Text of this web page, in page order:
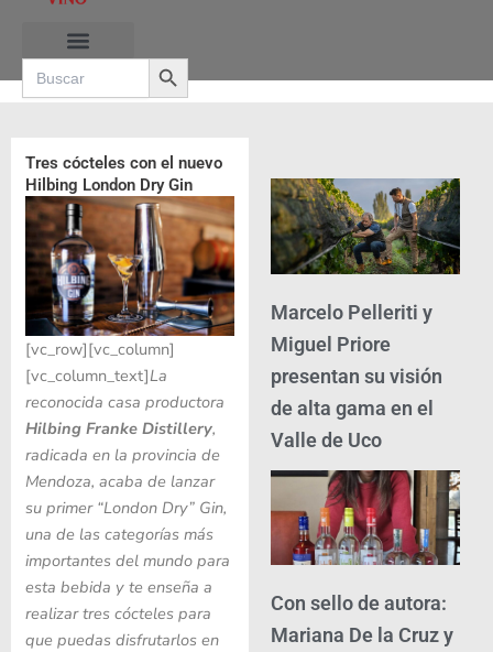
contenido
Search
for:
Search Button
Tres cócteles con el nuevo
Hilbing London Dry Gin
[vc_row][vc_column]
[vc_column_text]La
reconocida casa productora
Hilbing Franke Distillery,
radicada en la provincia de
Mendoza, acaba de lanzar
su primer “London Dry” Gin,
una de las categorías más
importantes del mundo para
esta bebida y te enseña a
realizar tres cócteles para
que puedas disfrutarlos en
Marcelo Pelleriti y
Miguel Priore
presentan su visión
de alta gama en el
Valle de Uco
Con sello de autora:
Mariana De la Cruz y